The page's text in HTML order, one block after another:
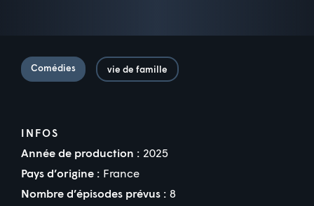
Comédies vie de famille
INFOS
Année de production : 2025
Pays d’origine : France
Nombre d’épisodes prévus : 8